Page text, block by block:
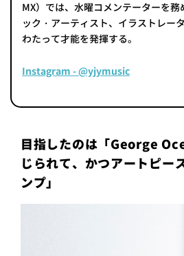
MX）では、水曜コメンテーターを務
ック・アーティスト、イラストレー
わたって才能を発揮する。
Instagram - @yjymusic
目指したのは「George
じられて、かつアートピー
ンプ」